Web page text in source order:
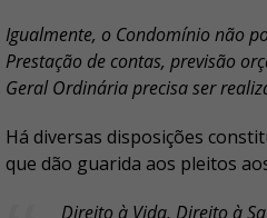
Igualmente, o Condomínio não
Prestação de contas, previsão
Geral Ordinária precisa ser
Há diversas disposições
que dão guarida aos pleitos
Direito à Vida, Direito à